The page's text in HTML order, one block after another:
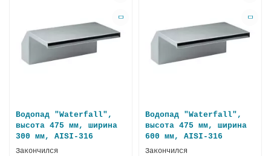
Водопад "Waterfall",
высота 475 мм, ширина
300 мм, AISI-316
Закончился
Водопад "Waterfall",
высота 475 мм, ширина
600 мм, AISI-316
Закончился